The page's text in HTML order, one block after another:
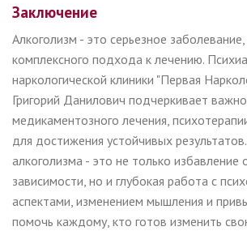
Заключение
Алкоголизм - это серьезное
комплексного подхода к лечению.
наркологической клиники "Первая
Григорий Данилович подчеркивает
медикаментозного лечения,
для достижения устойчивых
алкоголизма - это не только избавление
зависимости, но и глубокая работа с
аспектами, изменением мышления и
помочь каждому, кто готов изменить